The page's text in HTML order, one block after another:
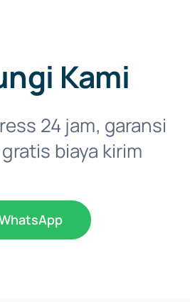
Kami
24 jam, garansi
biaya kirim